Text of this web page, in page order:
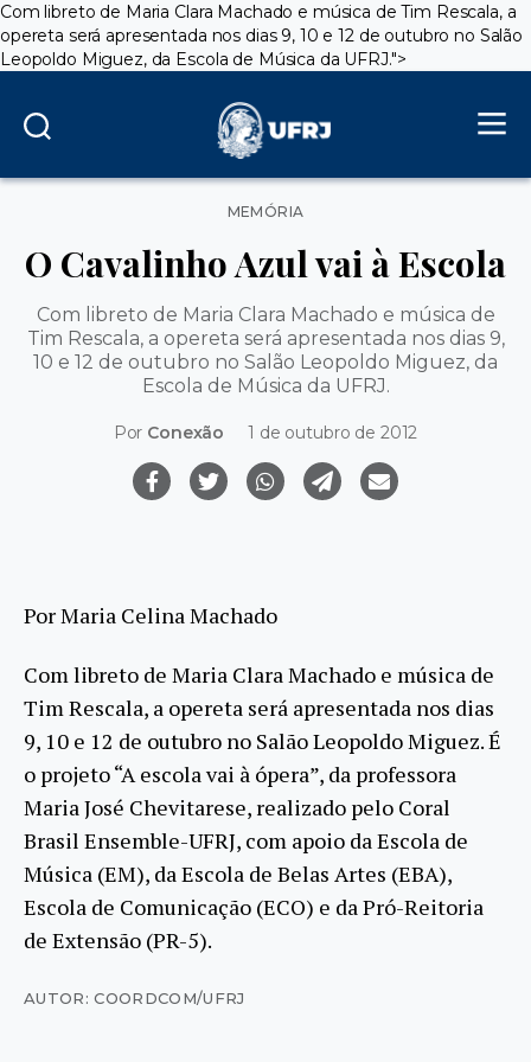
Com libreto de Maria Clara Machado e música de Tim Rescala, a
opereta será apresentada nos dias 9, 10 e 12 de outubro no Salão
Leopoldo Miguez, da Escola de Música da UFRJ.">
Categorias
MEMÓRIA
O Cavalinho Azul vai à Escola
Com libreto de Maria Clara Machado e música de
Tim Rescala, a opereta será apresentada nos dias 9,
10 e 12 de outubro no Salão Leopoldo Miguez, da
Escola de Música da UFRJ.
Por Conexão 1 de outubro de 2012
Por Maria Celina Machado
Com libreto de Maria Clara Machado e música de
Tim Rescala, a opereta será apresentada nos dias
9, 10 e 12 de outubro no Salão Leopoldo Miguez. É
o projeto “A escola vai à ópera”, da professora
Maria José Chevitarese, realizado pelo Coral
Brasil Ensemble-UFRJ, com apoio da Escola de
Música (EM), da Escola de Belas Artes (EBA),
Escola de Comunicação (ECO) e da Pró-Reitoria
de Extensão (PR-5).
AUTOR: COORDCOM/UFRJ